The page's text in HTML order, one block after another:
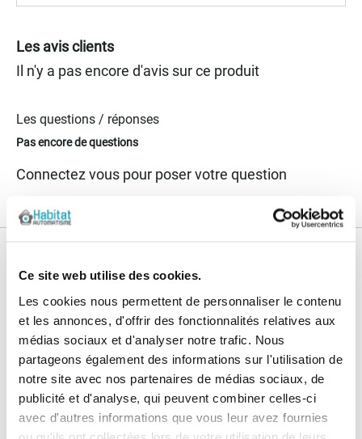
Ce site web utilise des cookies.
Les cookies nous permettent de personnaliser le contenu
et les annonces, d'offrir des fonctionnalités relatives aux
médias sociaux et d'analyser notre trafic. Nous
partageons également des informations sur l'utilisation de
notre site avec nos partenaires de médias sociaux, de
publicité et d'analyse, qui peuvent combiner celles-ci
avec d'autres informations que vous leur avez fournies
ou qu'ils ont collectées lors de votre utilisation de leurs
Les avis clients
Il n'y a pas encore d'avis sur ce produit
Les questions / réponses
Pas encore de questions
Connectez vous pour poser votre question
Paiement
100% sécurisé
Paiement en
24/72H
SAV & Retours
Garanties